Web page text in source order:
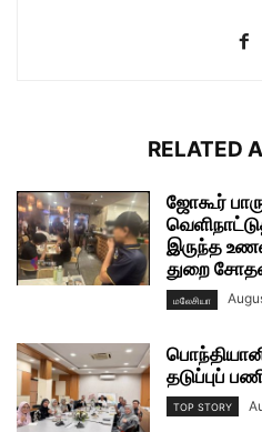
RELATED
ஜோகூர்
இருந்த
துறை
மலேசியா
தடுப்புப்
TOP STORY